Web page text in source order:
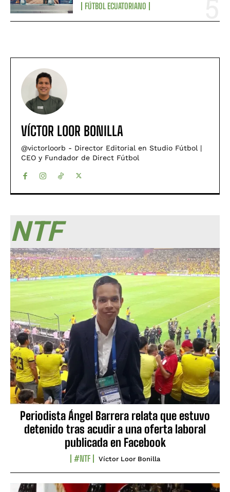
FÚTBOL ECUATORIANO
VÍCTOR LOOR BONILLA
@victorloorb - Director Editorial en Studio Fútbol |
CEO y Fundador de Direct Fútbol
NTF
Periodista Ángel Barrera relata que estuvo
detenido tras acudir a una oferta laboral
publicada en Facebook
#NTF Víctor Loor Bonilla